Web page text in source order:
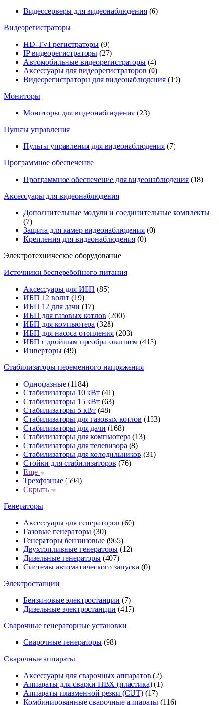
Видеосерверы для видеонаблюдения (6)
Видеорегистраторы
HD-TVI регистраторы (9)
IP видеорегистраторы (27)
Автомобильные видеорегистраторы (4)
Аксессуары для видеорегистраторов (0)
Видеорегистраторы для видеонаблюдения (19)
Мониторы
Мониторы для видеонаблюдения (23)
Пульты управления
Пульты управления для видеонаблюдения (7)
Программное обеспечение
Программное обеспечение для видеонаблюдения (18)
Аксессуары для видеонаблюдения
Дополнительные модули и соединительные комплекты
(7)
Защита для камер видеонаблюдения (0)
Крепления для видеонаблюдения (0)
Электротехническое оборудование
Источники бесперебойного питания
Аксессуары для ИБП (85)
ИБП 12 вольт (19)
ИБП 12 для дачи (17)
ИБП для газовых котлов (200)
ИБП для компьютера (328)
ИБП для насоса отопления (203)
ИБП с двойным преобразованием (413)
Инверторы (49)
Стабилизаторы переменного напряжения
Однофазные (1184)
Стабилизаторы 10 кВт (41)
Стабилизаторы 15 кВт (63)
Стабилизаторы 5 кВт (48)
Стабилизаторы для газовых котлов (133)
Стабилизаторы для дачи (168)
Стабилизаторы для компьютера (13)
Стабилизаторы для телевизора (8)
Стабилизаторы для холодильников (31)
Стойки для стабилизаторов (76)
Еще
Трехфазные (594)
Скрыть
Генераторы
Аксессуары для генераторов (60)
Газовые генераторы (30)
Генераторы бензиновые (965)
Двухтопливные генераторы (12)
Дизельные генераторы (407)
Системы автоматического запуска (0)
Электростанции
Бензиновые электростанции (7)
Дизельные электростанции (417)
Сварочные генераторные установки
Сварочные генераторы (98)
Сварочные аппараты
Аксессуары для сварочных аппаратов (2)
Аппараты для сварки ПВХ (пластика) (1)
Аппараты плазменной резки (CUT) (17)
Комбинированные сварочные аппараты (116)